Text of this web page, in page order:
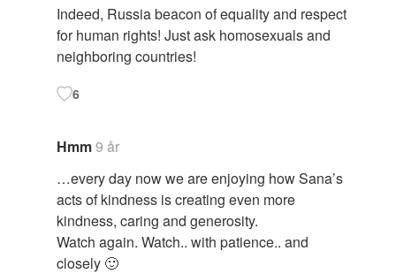
Indeed, Russia beacon of equality and respect
for human rights! Just ask homosexuals and
neighboring countries!
6
Hmm9 år
…every day now we are enjoying how Sana’s
acts of kindness is creating even more
kindness, caring and generosity.
Watch again. Watch.. with patience.. and
closely 🙂